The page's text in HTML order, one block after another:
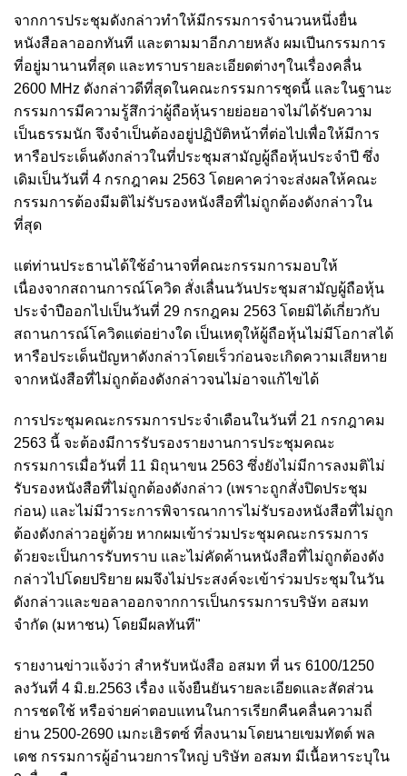
จากการประชุมดังกล่าวทำให้มีกรรมการจำนวนหนึ่งยื่น
หนังสือลาออกทันที และตามมาอีกภายหลัง ผมเปีนกรรมการ
ที่อยู่มานานที่สุด และทราบรายละเอียดต่างๆในเรื่องคลื่น
2600 MHz ดังกล่าวดีที่สุดในคณะกรรมการชุดนี้ และในฐานะ
กรรมการมีความรู้สึกว่าผู้ถือหุ้นรายย่อยอาจไม่ได้รับความ
เป็นธรรมนัก จึงจำเป็นต้องอยู่ปฏิบัติหน้าที่ต่อไปเพื่อให้มีการ
หารือประเด็นดังกล่าวในที่ประชุมสามัญผู้ถือหุ้นประจำปี ซึ่ง
เดิมเป็นวันที่ 4 กรกฎาคม 2563 โดยคาคว่าจะส่งผลให้คณะ
กรรมการต้องมีมติไม่รับรองหนังสือที่ไม่ถูกต้องดังกล่าวใน
ที่สุด
แต่ท่านประธานได้ใช้อำนาจที่คณะกรรมการมอบให้
เนื่องจากสถานการณ์โควิด สั่งเลื่นนวันประชุมสามัญผู้ถือหุ้น
ประจำปืออกไปเป็นวันที่ 29 กรกฎคม 2563 โดยมิได้เกี่ยวกับ
สถานการณ์โควิดแต่อย่างใด เป็นเหตุให้ผู้ถือหุ้นไม่มีโอกาสได้
หารือประเด็นปัญหาดังกล่าวโดยเร็วก่อนจะเกิดความเสียหาย
จากหนังสือที่ไม่ถูกต้องดังกล่าวจนไม่อาจแก้ไขได้
การประชุมคณะกรรมการประจำเดือนในวันที่ 21 กรกฎาคม
2563 นี้ จะต้องมีการรับรองรายงานการประชุมคณะ
กรรมการเมื่อวันที่ 11 มิถุนาขน 2563 ซึ่งยังไม่มีการลงมติไม่
รับรองหนังสือที่ไม่ถูกต้องดังกล่าว (เพราะถูกสั่งปิดประชุม
ก่อน) และไม่มีวาระการพิจารณาการไม่รับรองหนังสือที่ไม่ถูก
ต้องดังกล่าวอยู่ด้วย หากผมเข้าร่วมประชุมคณะกรรมการ
ด้วยจะเป็นการรับทราบ และไม่คัดค้านหนังสือที่ไม่ถูกต้องดัง
กล่าวไปโดยปริยาย ผมจึงไม่ประสงค์จะเข้าร่วมประชุมในวัน
ดังกล่าวและขอลาออกจากการเป็นกรรมการบริษัท อสมท
จำกัด (มหาชน) โดยมีผลทันที"
รายงานข่าวแจ้งว่า สำหรับหนังสือ อสมท ที่ นร 6100/1250
ลงวันที่ 4 มิ.ย.2563 เรื่อง แจ้งยืนยันรายละเอียดและสัดส่วน
การชดใช้ หรือจ่ายค่าตอบแทนในการเรียกคืนคลื่นความถี่
ย่าน 2500-2690 เมกะเฮิรตซ์ ที่ลงนามโดยนายเขมทัตต์ พล
เดช กรรมการผู้อำนวยการใหญ่ บริษัท อสมท มีเนื้อหาระบุใน